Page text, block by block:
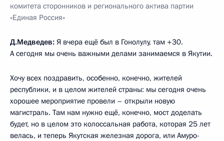
комитета сторонников и регионального актива партии
«Единая Россия»
Д.Медведев: Я вчера ещё был в Гонолулу, там +30.
А сегодня мы очень важными делами занимаемся в Якутии.
Хочу всех поздравить, особенно, конечно, жителей
республики, и в целом жителей страны: мы сегодня очень
хорошее мероприятие провели – открыли новую
магистраль. Там нам нужно ещё, конечно, мост доделать
будет, но в целом это колоссальная работа, которая 25 лет
велась, и теперь Якутская железная дорога, или Амуро-